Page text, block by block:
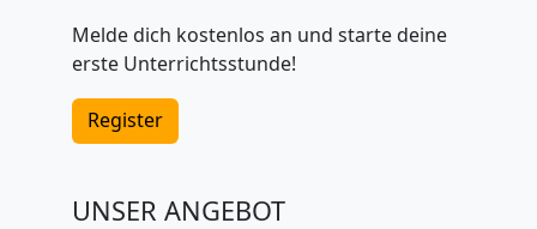
Melde dich kostenlos an und starte deine
erste Unterrichtsstunde!
Register
UNSER ANGEBOT